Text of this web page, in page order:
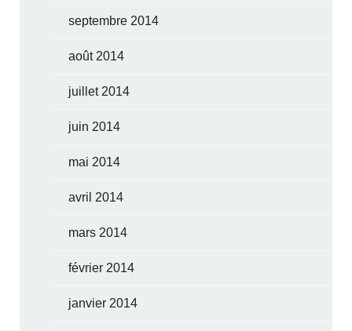
septembre 2014
août 2014
juillet 2014
juin 2014
mai 2014
avril 2014
mars 2014
février 2014
janvier 2014